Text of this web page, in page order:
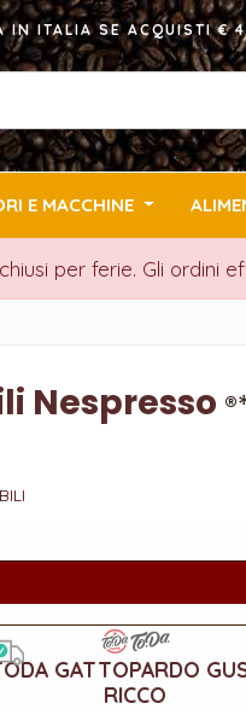
IN ITALIA SE ACQUISTI €
E MACCHINE
per ferie. Gli ordini
Nespresso
GATTOPARDO
RICCO